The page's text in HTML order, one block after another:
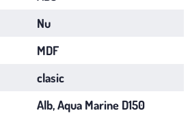
Nu
MDF
clasic
Alb, Aqua Marine D150